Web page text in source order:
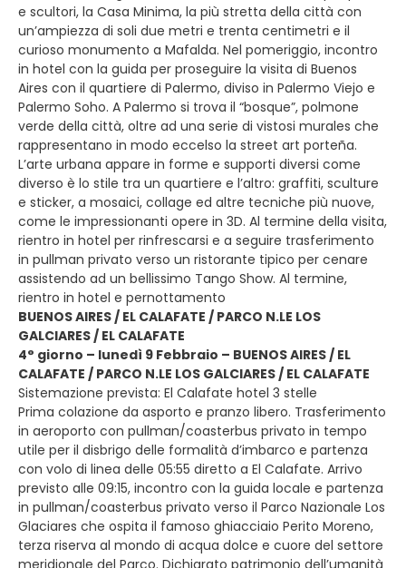
e scultori, la Casa Minima, la più stretta della città con
un’ampiezza di soli due metri e trenta centimetri e il
curioso monumento a Mafalda. Nel pomeriggio, incontro
in hotel con la guida per proseguire la visita di Buenos
Aires con il quartiere di Palermo, diviso in Palermo Viejo e
Palermo Soho. A Palermo si trova il “bosque”, polmone
verde della città, oltre ad una serie di vistosi murales che
rappresentano in modo eccelso la street art porteña.
L’arte urbana appare in forme e supporti diversi come
diverso è lo stile tra un quartiere e l’altro: graffiti, sculture
e sticker, a mosaici, collage ed altre tecniche più nuove,
come le impressionanti opere in 3D. Al termine della visita,
rientro in hotel per rinfrescarsi e a seguire trasferimento
in pullman privato verso un ristorante tipico per cenare
assistendo ad un bellissimo Tango Show. Al termine,
rientro in hotel e pernottamento
BUENOS AIRES / EL CALAFATE / PARCO N.LE LOS
GALCIARES / EL CALAFATE
4° giorno – lunedì 9 Febbraio – BUENOS AIRES / EL
CALAFATE / PARCO N.LE LOS GALCIARES / EL CALAFATE
Sistemazione prevista: El Calafate hotel 3 stelle
Prima colazione da asporto e pranzo libero. Trasferimento
in aeroporto con pullman/coasterbus privato in tempo
utile per il disbrigo delle formalità d’imbarco e partenza
con volo di linea delle 05:55 diretto a El Calafate. Arrivo
previsto alle 09:15, incontro con la guida locale e partenza
in pullman/coasterbus privato verso il Parco Nazionale Los
Glaciares che ospita il famoso ghiacciaio Perito Moreno,
terza riserva al mondo di acqua dolce e cuore del settore
meridionale del Parco. Dichiarato patrimonio dell’umanità